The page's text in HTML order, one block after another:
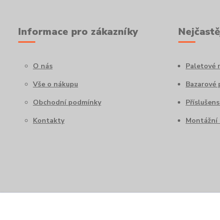
Informace pro zákazníky
O nás
Vše o nákupu
Obchodní podmínky
Kontakty
Paletové
Montážní